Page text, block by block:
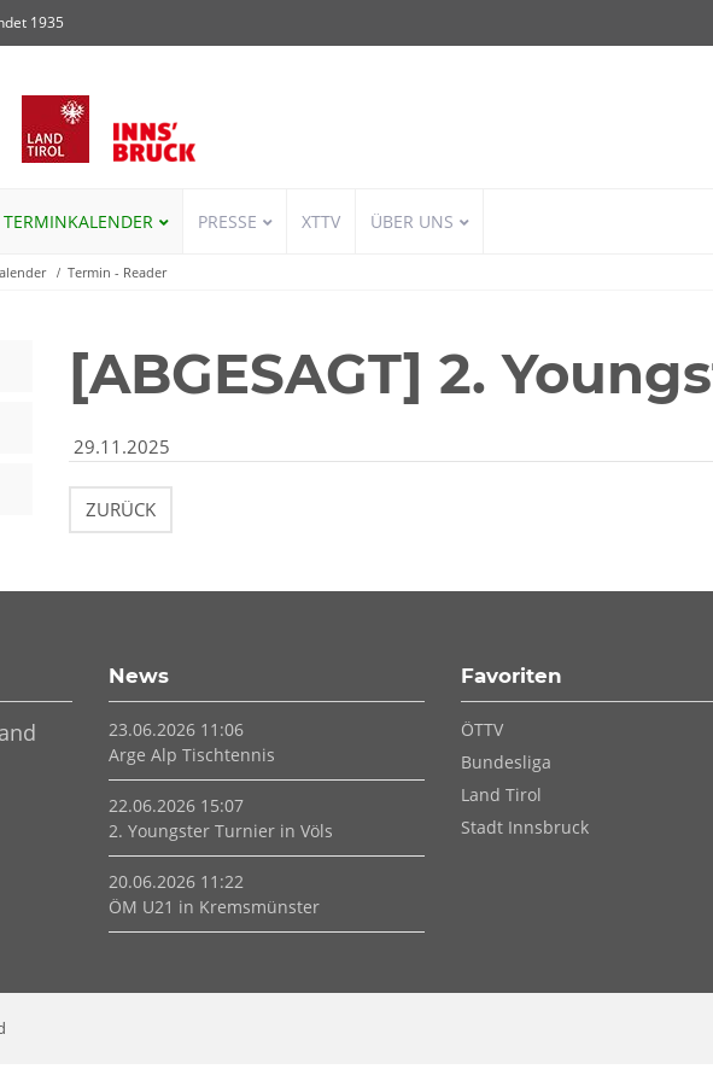
1935
TERMINKALENDER PRESSE XTTV ÜBER UNS
Termin - Reader
[ABGESAGT] 2.
29.11.2025
ZURÜCK
News
23.06.2026 11:06
Arge Alp Tischtennis
22.06.2026 15:07
2. Youngster Turnier in Völs
20.06.2026 11:22
ÖM U21 in Kremsmünster
Favoriten
Navigation
überspringen
ÖTTV
Bundesliga
Land Tirol
Stadt Innsbruck